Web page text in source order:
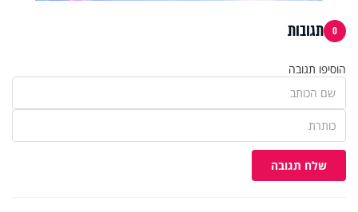
0 תגובות
הוסיפו תגובה
שלח תגובה